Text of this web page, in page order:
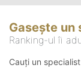
Gasește un
Ranking-ul îi
Cauți un